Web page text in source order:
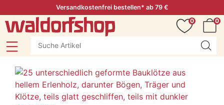
Versandkostenfrei bestellen* ab 79 €
0
0